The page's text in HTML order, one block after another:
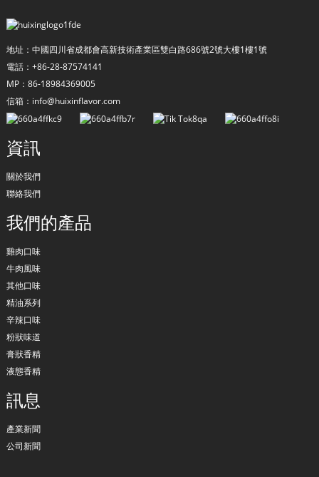
地址：中國四川省成都會高新技術產業區雙白路686號2號大樓1樓1號
電話：+86-28-87574141
MP：86-18984369005
信箱：info@huixinflavor.com
資訊
關於我們
聯絡我們
我們的產品
雞肉口味
牛肉風味
其他口味
精油系列
辛辣口味
粉狀味道
膏狀香精
液態香精
訊息
產業新聞
公司新聞